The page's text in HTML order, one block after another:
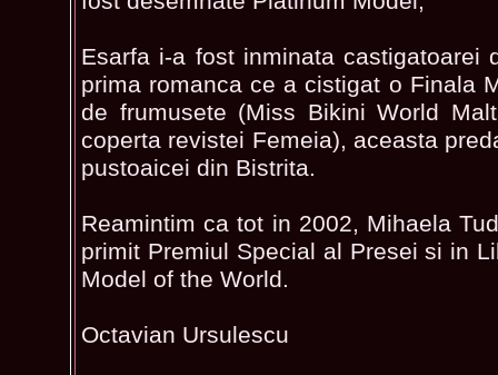
Esarfa i-a fost inminata castigatoarei
prima romanca ce a cistigat o Finala
de frumusete (Miss Bikini World
coperta revistei Femeia), aceasta
pustoaicei din Bistrita.
Reamintim ca tot in 2002, Mihaela
primit Premiul Special al Presei si in
Model of the World.
Octavian Ursulescu